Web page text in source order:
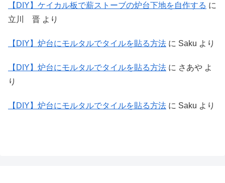
【DIY】ケイカル板で薪ストーブの炉台下地を自作する に
立川 晋 より
【DIY】炉台にモルタルでタイルを貼る方法 に Saku より
【DIY】炉台にモルタルでタイルを貼る方法 に さあや よ
り
【DIY】炉台にモルタルでタイルを貼る方法 に Saku より